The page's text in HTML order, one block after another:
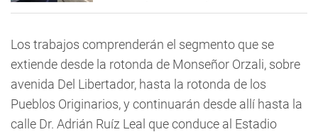
Los trabajos comprenderán el segmento que se
extiende desde la rotonda de Monseñor Orzali, sobre
avenida Del Libertador, hasta la rotonda de los
Pueblos Originarios, y continuarán desde allí hasta la
calle Dr. Adrián Ruíz Leal que conduce al Estadio